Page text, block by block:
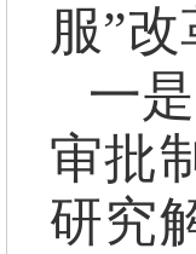
服”
一
审批
研究